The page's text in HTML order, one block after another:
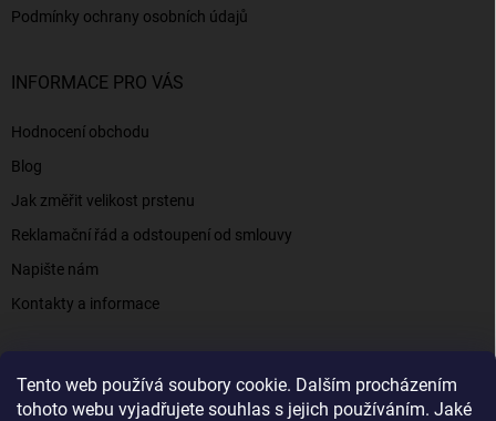
Tento web používá soubory cookie. Dalším procházením
tohoto webu vyjadřujete souhlas s jejich používáním. Jaké
Podmínky ochrany osobních údajů
INFORMACE PRO VÁS
Hodnocení obchodu
Blog
Jak změřit velikost prstenu
Reklamační řád a odstoupení od smlouvy
Napište nám
Kontakty a informace
Elenys.cz - šperky, kterým věříte už od roku 2016